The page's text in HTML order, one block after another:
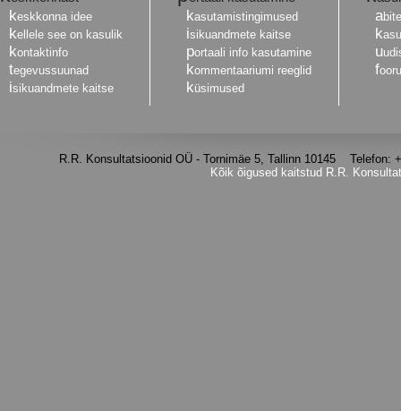
keskkonna idee
kellele see on kasulik
kontaktinfo
tegevussuunad
isikuandmete kaitse
kasutamistingimused
isikuandmete kaitse
portaali info kasutamine
kommentaariumi reeglid
küsimused
a
k
u
f
R.R. Konsultatsioonid OÜ - Tornimäe 5, Tallinn 10145
Kõik õigused kaitstud R.R.